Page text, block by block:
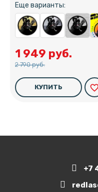
Еще варианты:
1 949 руб.
2 790 руб.
КУПИТЬ
+7